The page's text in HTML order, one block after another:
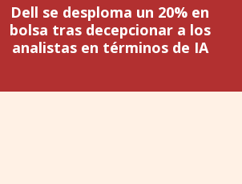
Dell se desploma un 20% en
bolsa tras decepcionar a los
analistas en términos de IA